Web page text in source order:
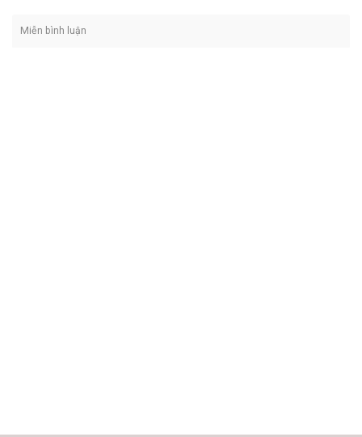
Miễn bình luận